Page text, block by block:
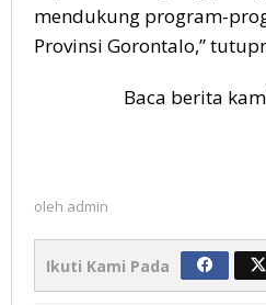
mendukung program-
Provinsi Gorontalo,”
Baca berita
oleh admin
Ikuti Kami Pada